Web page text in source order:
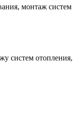
монтаж
систем